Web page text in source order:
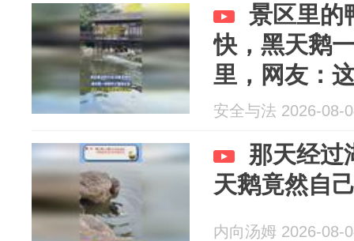
景区里的
快，黑天鹅
里，网友：
安全与法 2026-08-
那天经过
天鹅竟然自
内向汤姆 2026-08-